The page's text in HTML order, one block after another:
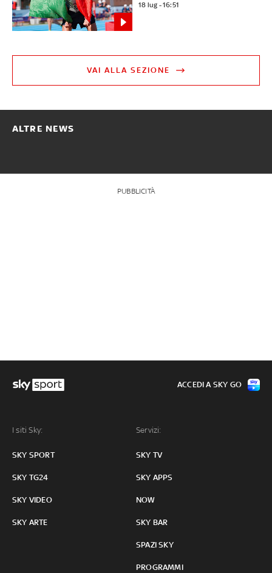
18 lug - 16:51
VAI ALLA SEZIONE
ALTRE NEWS
PUBBLICITÀ
I siti Sky:
SKY SPORT
SKY TG24
SKY VIDEO
SKY ARTE
Servizi:
SKY TV
SKY APPS
NOW
SKY BAR
SPAZI SKY
PROGRAMMI
ACCEDI A SKY GO